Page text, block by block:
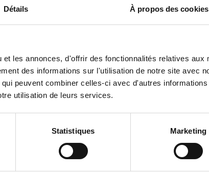
Détails À propos des cookies
les annonces, d'offrir des fonctionnalités relatives aux
des informations sur l'utilisation de notre site avec
peuvent combiner celles-ci avec d'autres informations
utilisation de leurs services.
Statistiques Marketing